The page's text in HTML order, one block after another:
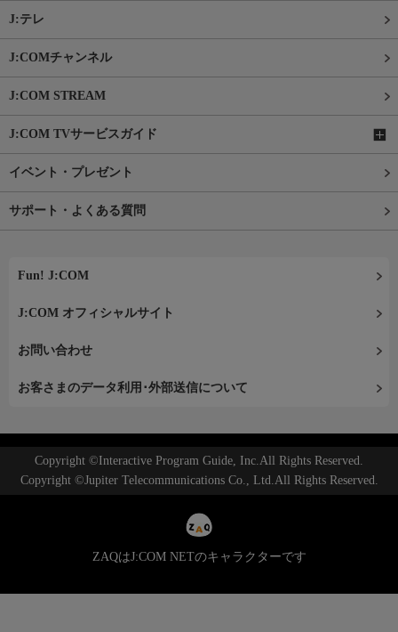
J:テレ
J:COMチャンネル
J:COM STREAM
J:COM TVサービスガイド
イベント・プレゼント
サポート・よくある質問
Fun! J:COM
J:COM オフィシャルサイト
お問い合わせ
お客さまのデータ利用･外部送信について
Copyright ©Interactive Program Guide, Inc.All Rights Reserved.
Copyright ©Jupiter Telecommunications Co., Ltd.All Rights Reserved.
ZAQはJ:COM NETのキャラクターです